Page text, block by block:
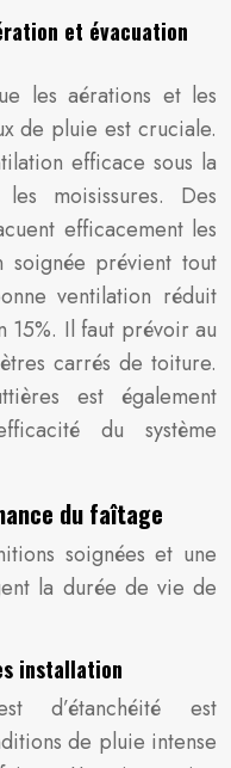
et évacuation
les aérations et les
de pluie est cruciale.
efficace sous la
moisissures. Des
efficacement les
soignée prévient tout
ventilation réduit
15%. Il faut prévoir au
carrés de toiture.
est également
du système
du faîtage
soignées et une
la durée de vie de
installation
d’étanchéité est
de pluie intense